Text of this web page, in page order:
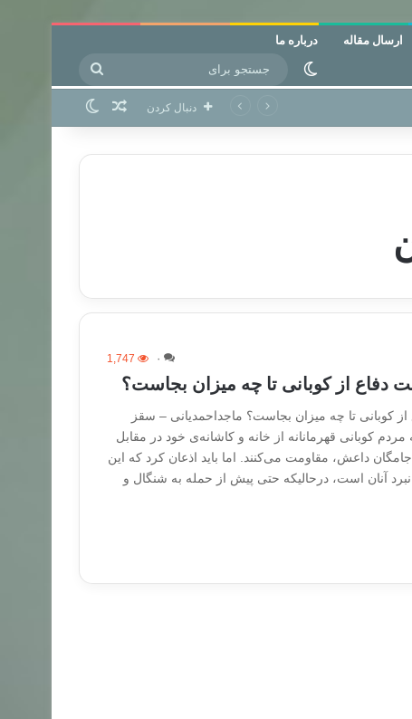
ارسال مقاله درباره ما
تغییر پوسته
برای دنبال کردن نوشته تصادفی
۰ 1,747
دفاع از کوبانی تا چه میزان بجاست؟
از کوبانی تا چه میزان بجاست؟ ماجداحمدیانی – سقز
کوبانی قهرمانانه از خانه و کاشانه‌ی خود در مقابل
داعش، مقاومت می‌کنند. اما باید اذعان کرد که این
آنان است، درحالیکه حتی پیش از حمله به شنگال و